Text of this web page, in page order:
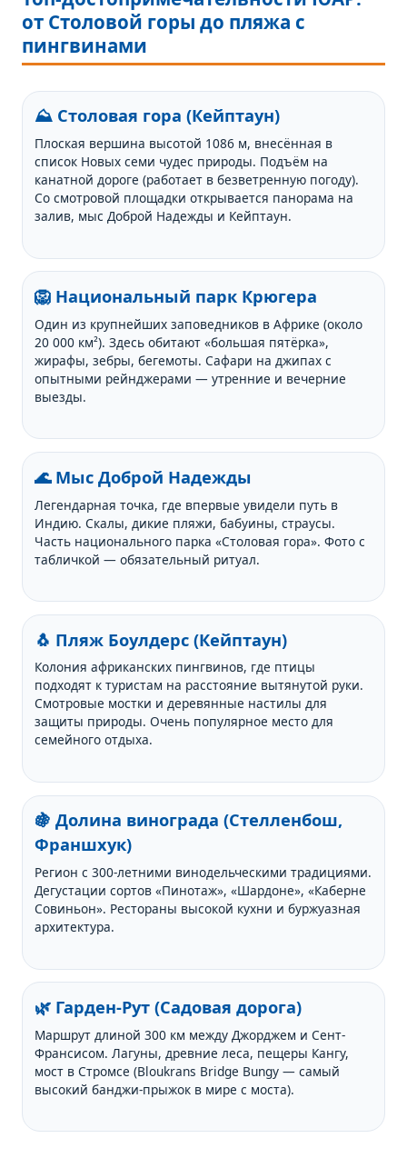
от Столовой горы до пляжа с
пингвинами
⛰️ Столовая гора (Кейптаун)
Плоская вершина высотой 1086 м, внесённая в
список Новых семи чудес природы. Подъём на
канатной дороге (работает в безветренную погоду).
Со смотровой площадки открывается панорама на
залив, мыс Доброй Надежды и Кейптаун.
🦁 Национальный парк Крюгера
Один из крупнейших заповедников в Африке (около
20 000 км²). Здесь обитают «большая пятёрка»,
жирафы, зебры, бегемоты. Сафари на джипах с
опытными рейнджерами — утренние и вечерние
выезды.
🌊 Мыс Доброй Надежды
Легендарная точка, где впервые увидели путь в
Индию. Скалы, дикие пляжи, бабуины, страусы.
Часть национального парка «Столовая гора». Фото с
табличкой — обязательный ритуал.
🐧 Пляж Боулдерс (Кейптаун)
Колония африканских пингвинов, где птицы
подходят к туристам на расстояние вытянутой руки.
Смотровые мостки и деревянные настилы для
защиты природы. Очень популярное место для
семейного отдыха.
🍇 Долина винограда (Стелленбош,
Франшхук)
Регион с 300-летними винодельческими традициями.
Дегустации сортов «Пинотаж», «Шардоне», «Каберне
Совиньон». Рестораны высокой кухни и буржуазная
архитектура.
🌿 Гарден-Рут (Садовая дорога)
Маршрут длиной 300 км между Джорджем и Сент-
Франсисом. Лагуны, древние леса, пещеры Кангу,
мост в Стромсе (Bloukrans Bridge Bungy — самый
высокий банджи-прыжок в мире с моста).